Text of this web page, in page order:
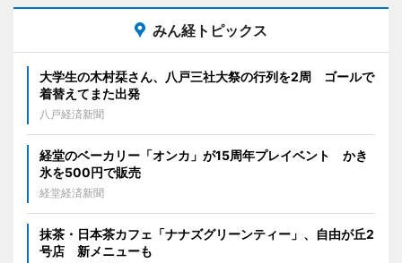
みん経トピックス
大学生の木村栞さん、八戸三社大祭の行列を2周 ゴールで
着替えてまた出発
八戸経済新聞
経堂のベーカリー「オンカ」が15周年プレイベント かき
氷を500円で販売
経堂経済新聞
抹茶・日本茶カフェ「ナナズグリーンティー」、自由が丘2
号店 新メニューも